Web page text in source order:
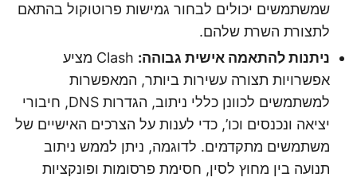
שמשתמשים יכולים לבחור גמישות פרוטוקול בהתאם
לתצורת השרת שלהם.
ניתנות להתאמה אישית גבוהה:
Clash מציע
אפשרויות תצורה עשירות ביותר, המאפשרות
למשתמשים לכוונן כללי ניתוב, הגדרות DNS, חיבורי
יציאה ונכנסים וכו’, כדי לענות על הצרכים האישיים של
משתמשים מתקדמים. לדוגמה, ניתן לממש ניתוב
תנועה בין מחוץ לסין, חסימת פרסומות ופונקציות